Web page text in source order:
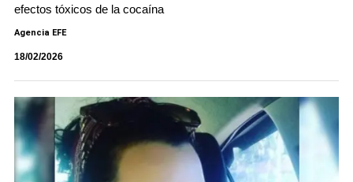
efectos tóxicos de la cocaína
Agencia EFE
18/02/2026